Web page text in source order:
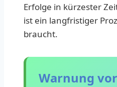
Erfolge in kürzester
ist ein langfristiger
braucht.
Warnung